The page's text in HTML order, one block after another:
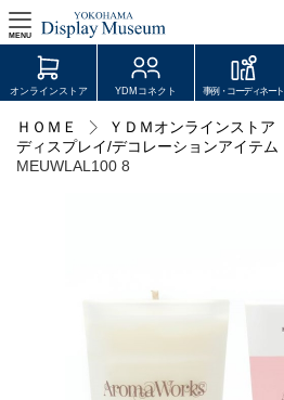
MENU
ログイン・会員登録
オンラインストア
オンラインストア YDMコネクト 事例・コーディネート
ＨＯＭＥ
ＹＤＭオンラインストア
ディスプレイ/デコレーションアイテム
MEUWLAL100 8